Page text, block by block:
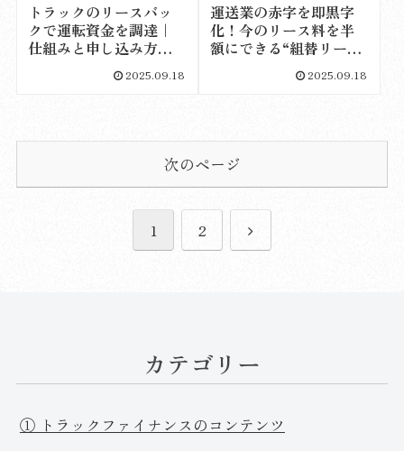
トラックのリースバッ
クで運転資金を調達｜
仕組みと申し込み方法
2025.09.18
運送業の赤字を即黒字
化！今のリース料を半
額にできる“組替リース
プラン”とは？ 2025.09.18
次のページ
1 2
次
カテゴリー
① トラックファイナンスのコンテンツ